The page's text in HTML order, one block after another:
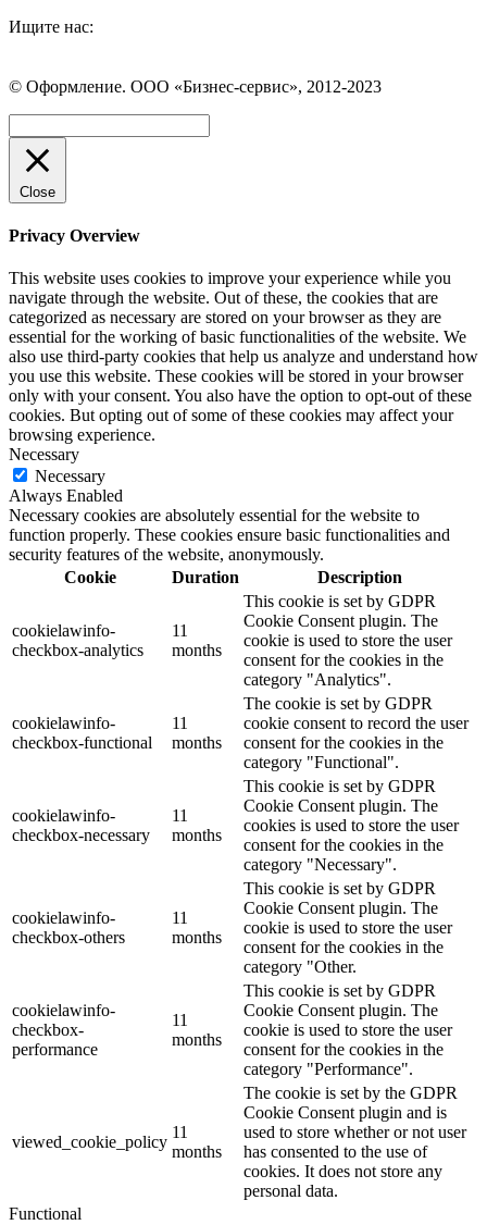
Ищите нас:
Вконтакте
открывается
в
новом
окне
WhatsApp
открывается
в
новом
окне
Telegram
открывается
в
новом
окне
© Оформление. ООО «Бизнес-сервис», 2012-2023
Close
Privacy Overview
This website uses cookies to improve your experience while you
navigate through the website. Out of these, the cookies that are
categorized as necessary are stored on your browser as they are
essential for the working of basic functionalities of the website. We
also use third-party cookies that help us analyze and understand how
you use this website. These cookies will be stored in your browser
only with your consent. You also have the option to opt-out of these
cookies. But opting out of some of these cookies may affect your
browsing experience.
Necessary
Necessary
Always Enabled
Necessary cookies are absolutely essential for the website to
function properly. These cookies ensure basic functionalities and
security features of the website, anonymously.
Cookie
Duration Description
cookielawinfo-
checkbox-analytics
11
months
This cookie is set by GDPR
Cookie Consent plugin. The
cookie is used to store the user
consent for the cookies in the
category "Analytics".
cookielawinfo-
checkbox-functional
11
months
The cookie is set by GDPR
cookie consent to record the user
consent for the cookies in the
category "Functional".
cookielawinfo-
checkbox-necessary
11
months
This cookie is set by GDPR
Cookie Consent plugin. The
cookies is used to store the user
consent for the cookies in the
category "Necessary".
cookielawinfo-
checkbox-others
11
months
This cookie is set by GDPR
Cookie Consent plugin. The
cookie is used to store the user
consent for the cookies in the
category "Other.
cookielawinfo-
checkbox-
performance
11
months
This cookie is set by GDPR
Cookie Consent plugin. The
cookie is used to store the user
consent for the cookies in the
category "Performance".
viewed_cookie_policy
11
months
The cookie is set by the GDPR
Cookie Consent plugin and is
used to store whether or not user
has consented to the use of
cookies. It does not store any
personal data.
Functional